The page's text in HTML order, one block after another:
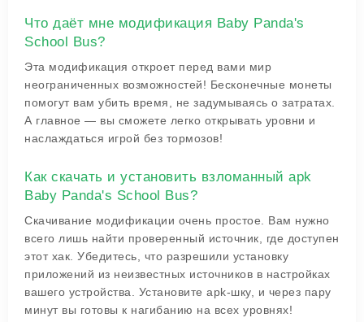
Что даёт мне модификация Baby Panda's
School Bus?
Эта модификация откроет перед вами мир
неограниченных возможностей! Бесконечные монеты
помогут вам убить время, не задумываясь о затратах.
А главное — вы сможете легко открывать уровни и
наслаждаться игрой без тормозов!
Как скачать и установить взломанный apk
Baby Panda's School Bus?
Скачивание модификации очень простое. Вам нужно
всего лишь найти проверенный источник, где доступен
этот хак. Убедитесь, что разрешили установку
приложений из неизвестных источников в настройках
вашего устройства. Установите apk-шку, и через пару
минут вы готовы к нагибанию на всех уровнях!